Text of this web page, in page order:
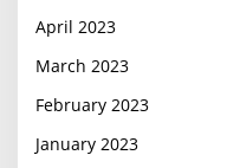
April 2023
March 2023
February 2023
January 2023